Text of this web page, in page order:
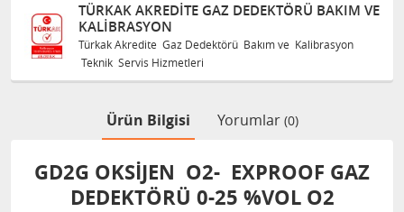
TÜRKAK AKREDITE GAZ DEDEKTÖRÜ BAKIM VE
KALIBRASYON
Türkak Akredite Gaz Dedektörü Bakım ve Kalibrasyon
Teknik Servis Hizmetleri
Ürün Bilgisi Yorumlar (0)
GD2G OKSİJEN O2- EXPROOF GAZ
DEDEKTÖRÜ 0-25 %VOL O2